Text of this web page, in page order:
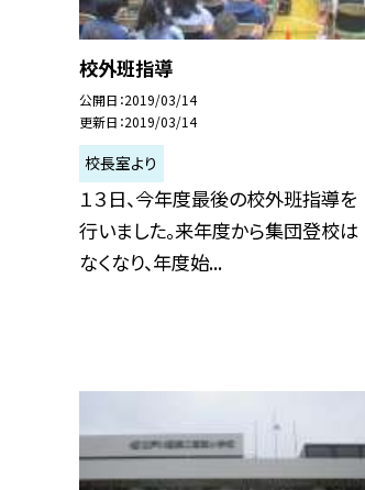
校外班指導
公開日 2019/03/14
更新日 2019/03/14
校長室より
１３日、今年度最後の校外班指導を
行いました。来年度から集団登校は
なくなり、年度始...